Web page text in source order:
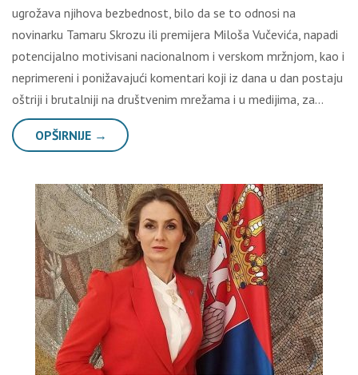
ugrožava njihova bezbednost, bilo da se to odnosi na
novinarku Tamaru Skrozu ili premijera Miloša Vučevića, napadi
potencijalno motivisani nacionalnom i verskom mržnjom, kao i
neprimereni i ponižavajući komentari koji iz dana u dan postaju
oštriji i brutalniji na društvenim mrežama i u medijima, za…
OPŠIRNIJE →